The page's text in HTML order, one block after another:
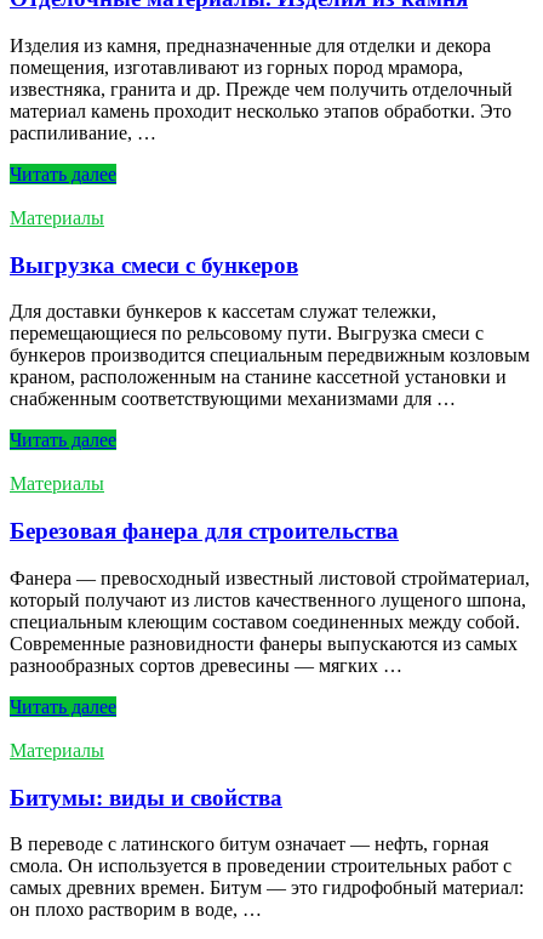
Изделия из камня, предназначенные для отделки и декора
помещения, изготавливают из горных пород мрамора,
известняка, гранита и др. Прежде чем получить отделочный
материал камень проходит несколько этапов обработки. Это
распиливание, …
Читать далеe
Материалы
Выгрузка смеси с бункеров
Для доставки бункеров к кассетам служат тележки,
перемещающиеся по рельсовому пути. Выгрузка смеси с
бункеров производится специальным передвижным козловым
краном, расположенным на станине кассетной установки и
снабженным соответствующими механизмами для …
Читать далеe
Материалы
Березовая фанера для строительства
Фанера — превосходный известный листовой стройматериал,
который получают из листов качественного лущеного шпона,
специальным клеющим составом соединенных между собой.
Современные разновидности фанеры выпускаются из самых
разнообразных сортов древесины — мягких …
Читать далеe
Материалы
Битумы: виды и свойства
В переводе с латинского битум означает — нефть, горная
смола. Он используется в проведении строительных работ с
самых древних времен. Битум — это гидрофобный материал:
он плохо растворим в воде, …